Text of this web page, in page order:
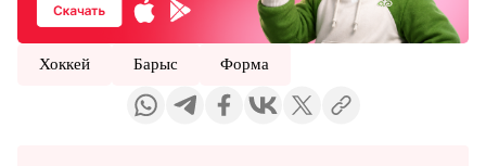
Хоккей Барыс Форма